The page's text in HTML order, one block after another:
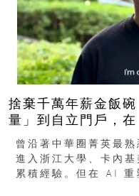
捨棄千萬年薪金飯
量」到自立門戶，
曾沿著中華圈菁英最
進入浙江大學、卡內
累積經驗。但在 AI 重